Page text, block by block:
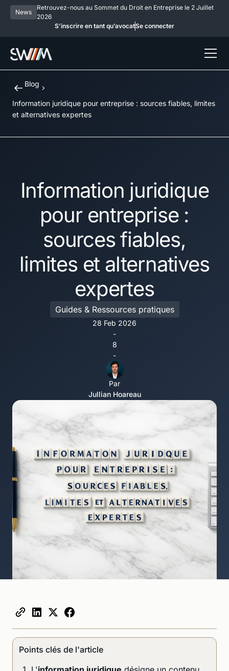
News
Retrouvez-nous au Sommet du Droit en Entreprise le 2 Juillet
2026
S’inscrire en tant qu’avocatSe connecter
Blog
Information juridique pour entreprise : sources fiables, limites
et alternatives expertes
Information juridique
pour entreprise :
sources fiables,
limites et alternatives
expertes
Guides & Ressources pratiques
28 Feb 2026
-
8
-
Par
Jullian Hoareau
Points clés de l'article